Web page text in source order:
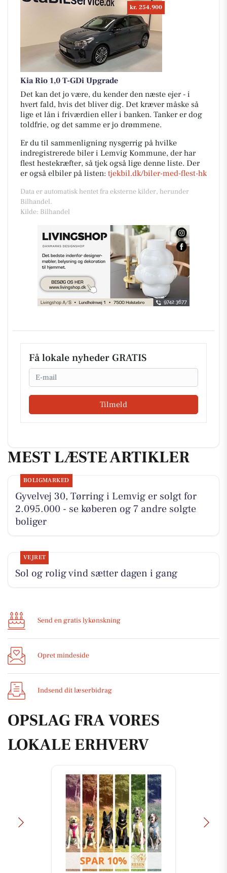
kr. 254.900
Kia Rio 1,0 T-GDi Upgrade
Det kan det jo være, du kender den næste ejer - i
hvert fald, hvis det bliver dig. Det kræver måske så
lige et lån i friværdien eller i banken. Tanker er dog
toldfrie, og det samme er jo drømmene.
Er du til sammenligning nysgerrig på hvilke
indregistrerede biler i Lemvig Kommune, der har
flest hestekræfter, så tjek også lige denne liste. Der
er også elbiler på listen: tjekbil.dk/biler-med-flest-hk
Data er automatisk hentet fra eksterne kilder, herunder
Bilhandel.
Kilde: Bilhandel
Få lokale nyheder GRATIS
Email
Tilmeld
MEST LÆSTE ARTIKLER
BOLIGMARKED
Gyvelvej 30, Tørring i Lemvig er solgt for
2.095.000 - se køberen og 7 andre solgte
boliger
VEJRET
Sol og rolig vind sætter dagen i gang
Send en gratis lykønskning
Opret mindeside
Indsend dit læserbidrag
OPSLAG FRA VORES
LOKALE ERHVERV